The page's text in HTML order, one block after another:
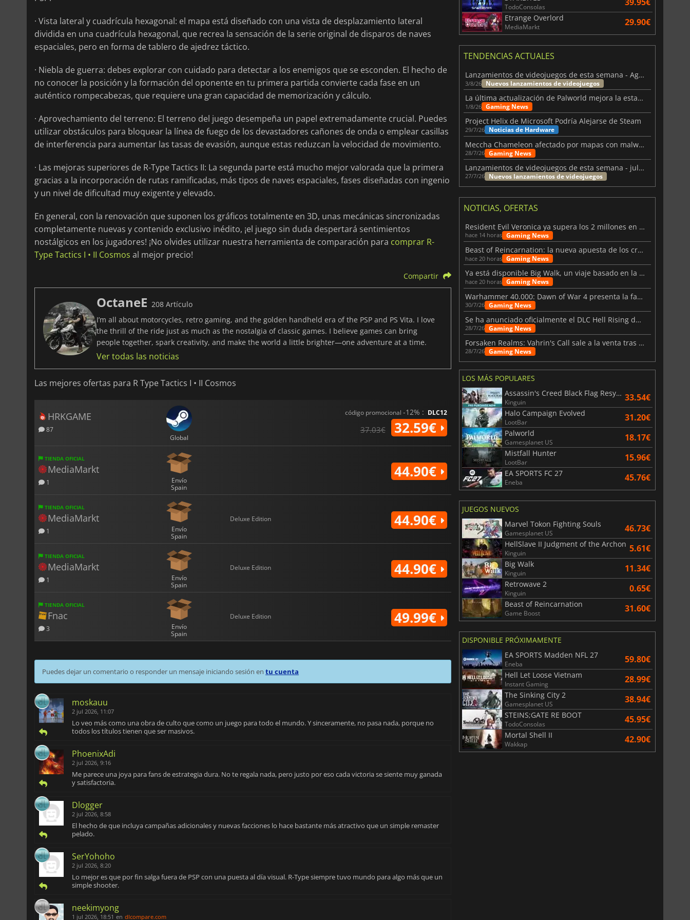
· Vista lateral y cuadrícula hexagonal: el mapa está diseñado con una vista de desplazamiento lateral
dividida en una cuadrícula hexagonal, que recrea la sensación de la serie original de disparos de naves
espaciales, pero en forma de tablero de ajedrez táctico.
· Niebla de guerra: debes explorar con cuidado para detectar a los enemigos que se esconden. El hecho de
no conocer la posición y la formación del oponente en tu primera partida convierte cada fase en un
auténtico rompecabezas, que requiere una gran capacidad de memorización y cálculo.
· Aprovechamiento del terreno: El terreno del juego desempeña un papel extremadamente crucial. Puedes
utilizar obstáculos para bloquear la línea de fuego de los devastadores cañones de onda o emplear casillas
de interferencia para aumentar las tasas de evasión, aunque estas reduzcan la velocidad de movimiento.
· Las mejoras superiores de R-Type Tactics II: La segunda parte está mucho mejor valorada que la primera
gracias a la incorporación de rutas ramificadas, más tipos de naves espaciales, fases diseñadas con ingenio
y un nivel de dificultad muy exigente y elevado.
En general, con la renovación que suponen los gráficos totalmente en 3D, unas mecánicas sincronizadas
completamente nuevas y contenido exclusivo inédito, ¡el juego sin duda despertará sentimientos
nostálgicos en los jugadores! ¡No olvides utilizar nuestra herramienta de comparación para comprar R-
Type Tactics I • II Cosmos al mejor precio!
Compartir
OctaneE 208 Artículo
I’m all about motorcycles, retro gaming, and the golden handheld era of the PSP and PS Vita. I love
the thrill of the ride just as much as the nostalgia of classic games. I believe games can bring
people together, spark creativity, and make the world a little brighter—one adventure at a time.
Ver todas las noticias
Las mejores ofertas para R Type Tactics I • II Cosmos
HRKGAME
87
Global
código promocional -12% : DLC12
37.03€ 32.59€
TIENDA OFICIAL
MediaMarkt
1
Envío
Spain
44.90€
TIENDA OFICIAL
MediaMarkt
1
Envío
Spain
Deluxe Edition 44.90€
TIENDA OFICIAL
MediaMarkt
1
Envío
Spain
Deluxe Edition 44.90€
TIENDA OFICIAL
Fnac
3
Envío
Spain
Deluxe Edition 49.99€
Puedes dejar un comentario o responder un mensaje iniciando sesión en tu cuenta
moskauu
2 jul 2026, 11:07
Lo veo más como una obra de culto que como un juego para todo el mundo. Y sinceramente, no pasa nada, porque no
todos los títulos tienen que ser masivos.
PhoenixAdi
2 jul 2026, 9:16
Me parece una joya para fans de estrategia dura. No te regala nada, pero justo por eso cada victoria se siente muy ganada
y satisfactoria.
Dlogger
2 jul 2026, 8:58
El hecho de que incluya campañas adicionales y nuevas facciones lo hace bastante más atractivo que un simple remaster
pelado.
SerYohoho
2 jul 2026, 8:20
Lo mejor es que por fin salga fuera de PSP con una puesta al día visual. R-Type siempre tuvo mundo para algo más que un
simple shooter.
neekimyong
1 jul 2026, 18:51 en dlcompare.com
TodoConsolas
Etrange Overlord
MediaMarkt 29.90€
TENDENCIAS ACTUALES
Lanzamientos de videojuegos de esta semana - Agosto de 2026 (semana 32)
3/8/26 Nuevos lanzamientos de videojuegos
La última actualización de Palworld mejora la estabilidad
1/8/26 Gaming News
Project Helix de Microsoft Podría Alejarse de Steam
29/7/26 Noticias de Hardware
Meccha Chameleon afectado por mapas con malware y Discord
28/7/26 Gaming News
Lanzamientos de videojuegos de esta semana - julio 2026 (semana 31)
27/7/26 Nuevos lanzamientos de videojuegos
NOTICIAS, OFERTAS
Resident Evil Veronica ya supera los 2 millones en listas de deseados
hace 14 horas Gaming News
Beast of Reincarnation: la nueva apuesta de los creadores de Pokémon
hace 20 horas Gaming News
Ya está disponible Big Walk, un viaje basado en la amistad
hace 20 horas Gaming News
Warhammer 40.000: Dawn of War 4 presenta la facción de los Necrones
30/7/26 Gaming News
Se ha anunciado oficialmente el DLC Hell Rising de Nioh 3
28/7/26 Gaming News
Forsaken Realms: Vahrin's Call sale a la venta tras una década
28/7/26 Gaming News
LOS MÁS POPULARES
Assassin's Creed Black Flag Resynced
Kinguin 33.54€
Halo Campaign Evolved
LootBar 31.20€
Palworld
Gamesplanet US 18.17€
Mistfall Hunter
LootBar 15.96€
EA SPORTS FC 27
Eneba 45.76€
JUEGOS NUEVOS
Marvel Tokon Fighting Souls
Gamesplanet US 46.73€
HellSlave II Judgment of the Archon
Kinguin 5.61€
Big Walk
Kinguin 11.34€
Retrowave 2
Kinguin 0.65€
Beast of Reincarnation
Game Boost 31.60€
DISPONIBLE PRÓXIMAMENTE
EA SPORTS Madden NFL 27
Eneba 59.80€
Hell Let Loose Vietnam
Instant Gaming 28.99€
The Sinking City 2
Gamesplanet US 38.94€
STEINS;GATE RE BOOT
TodoConsolas 45.95€
Mortal Shell II
Wakkap 42.90€